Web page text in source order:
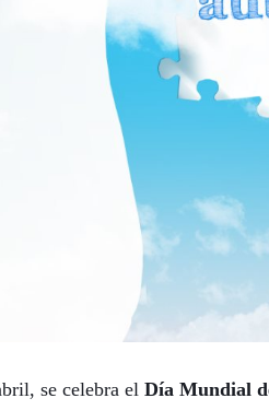
se celebra el Día Mundial